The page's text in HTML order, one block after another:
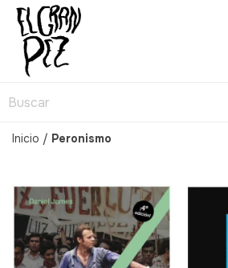
Inicio / Peronismo